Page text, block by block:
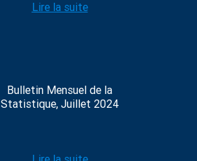
Lire la suite
Bulletin Mensuel de la
Statistique, Juillet 2024